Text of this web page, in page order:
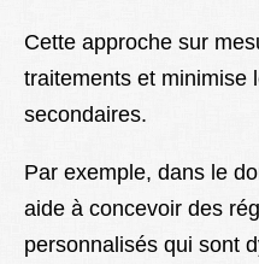
Cette approche sur
traitements et minimise
secondaires.
Par exemple, dans le
aide à concevoir des
personnalisés qui sont